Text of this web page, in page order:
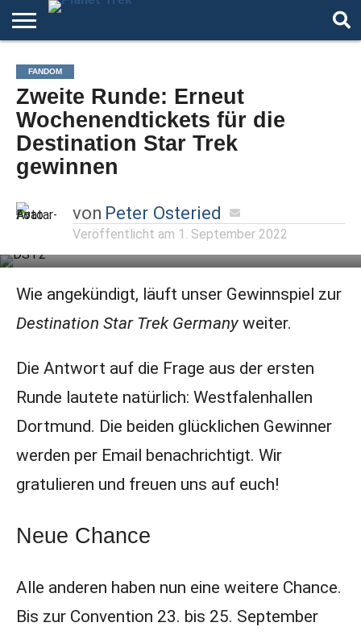
DER
PODCAST
ÜBER
STAR
TREK
ARTIKEL
ANDERE
WELTEN
AUTOREN
NIGHT
MODE
FANDOM
Zweite Runde: Erneut
Wochenendtickets für die
Destination Star Trek
gewinnen
von Peter Osteried
Veröffentlicht am 1. September 2022
Wie angekündigt, läuft unser Gewinnspiel zur
Destination Star Trek Germanyweiter.
Die Antwort auf die Frage aus der ersten
Runde lautete natürlich: Westfalenhallen
Dortmund. Die beiden glücklichen Gewinner
werden per Email benachrichtigt. Wir
gratulieren und freuen uns auf euch!
Neue Chance
Alle anderen haben nun eine weitere Chance.
Bis zur Convention 23. bis 25. September